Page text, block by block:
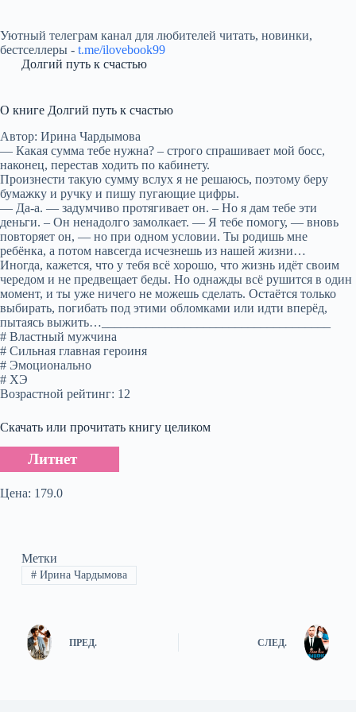
Уютный телеграм канал для любителей читать, новинки,
бестселлеры - t.me/ilovebook99
Долгий путь к счастью
О книге Долгий путь к счастью
Автор: Ирина Чардымова
— Какая сумма тебе нужна? – строго спрашивает мой босс,
наконец, перестав ходить по кабинету.
Произнести такую сумму вслух я не решаюсь, поэтому беру
бумажку и ручку и пишу пугающие цифры.
— Да-а. — задумчиво протягивает он. – Но я дам тебе эти
деньги. – Он ненадолго замолкает. — Я тебе помогу, — вновь
повторяет он, — но при одном условии. Ты родишь мне
ребёнка, а потом навсегда исчезнешь из нашей жизни…
Иногда, кажется, что у тебя всё хорошо, что жизнь идёт своим
чередом и не предвещает беды. Но однажды всё рушится в один
момент, и ты уже ничего не можешь сделать. Остаётся только
выбирать, погибать под этими обломками или идти вперёд,
пытаясь выжить…____________________________________
# Властный мужчина
# Сильная главная героиня
# Эмоционально
# ХЭ
Возрастной рейтинг: 12
Скачать или прочитать книгу целиком
Литнет
Цена: 179.0
Метки
#Ирина Чардымова
ПРЕД. СЛЕД.